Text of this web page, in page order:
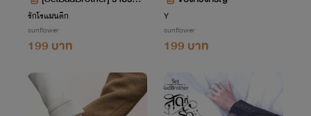
[พายุ+อะตอม]​
รักโรแมนติก
sunflower
199 บาท
Y
sunflower
199 บาท